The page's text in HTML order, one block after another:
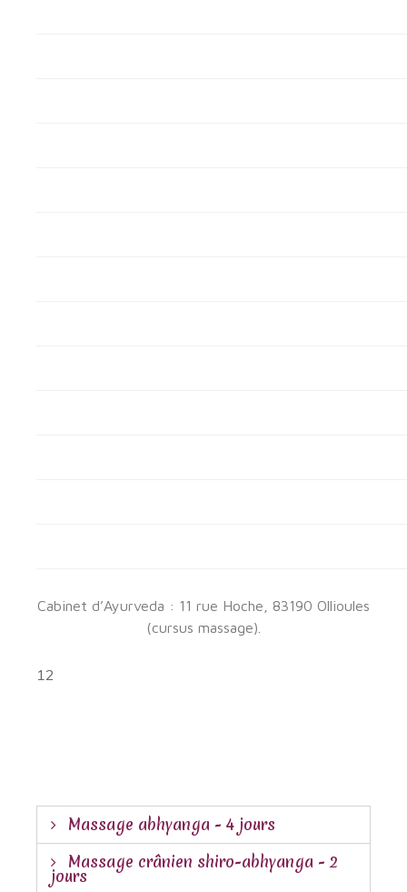
Cabinet d’Ayurveda : 11 rue Hoche, 83190 Ollioules
(cursus massage).
12
Massage abhyanga - 4 jours
Massage crânien shiro-abhyanga - 2
jours